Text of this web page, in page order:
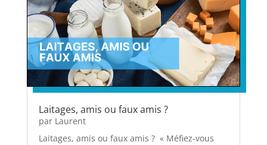
Laitages, amis ou faux amis ?
par Laurent
Laitages, amis ou faux amis ? « Méfiez-vous